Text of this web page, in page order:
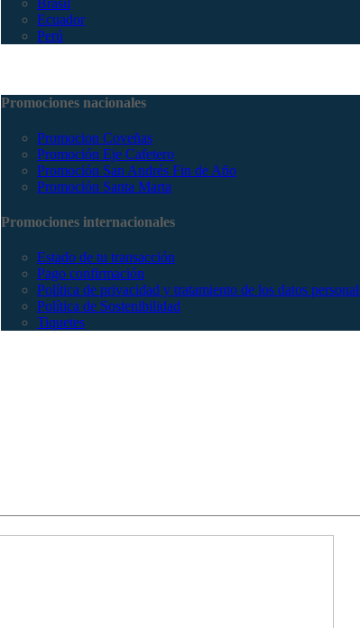
Brasil
Ecuador
Perú
Promociones nacionales
Promocion Coveñas
Promoción Eje Cafetero
Promoción San Andrés Fin de Año
Promoción Santa Marta
Promociones internacionales
Estado de tu transacción
Pago confirmación
Política de privacidad y tratamiento de los datos
Política de Sostenibilidad
Tiquetes